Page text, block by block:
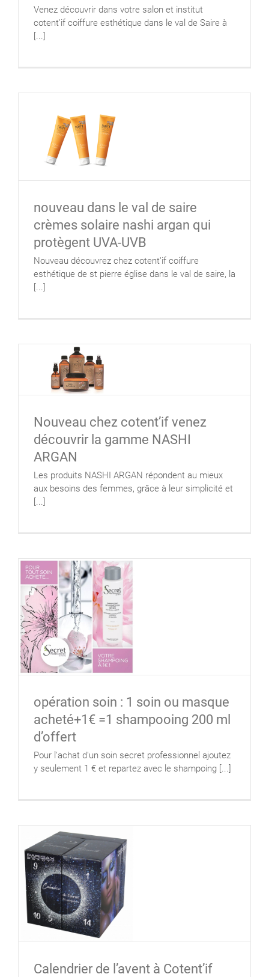
Venez découvrir dans votre salon et institut
cotent'if coiffure esthétique dans le val de Saire à
[...]
nouveau dans le val de saire
crèmes solaire nashi argan qui
protègent UVA-UVB
Nouveau découvrez chez cotent'if coiffure
esthétique de st pierre église dans le val de saire, la
[...]
Nouveau chez cotent’if venez
découvrir la gamme NASHI
ARGAN
Les produits NASHI ARGAN répondent au mieux
aux besoins des femmes, grâce à leur simplicité et
[...]
opération soin : 1 soin ou masque
acheté+1€ =1 shampooing 200 ml
d’offert
Pour l'achat d'un soin secret professionnel ajoutez
y seulement 1 € et repartez avec le shampoing [...]
Calendrier de l’avent à Cotent’if